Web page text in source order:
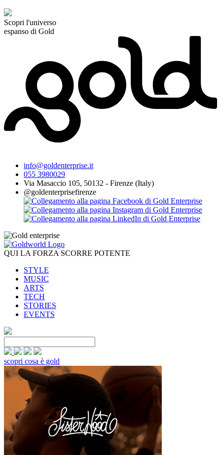
Scopri l'universo
espanso di Gold
info@goldenterprise.it
055 3980029
Via Masaccio 105, 50132 - Firenze (Italy)
@goldenterprisefirenze
QUI LA FORZA SCORRE POTENTE
STYLE
MUSIC
ARTS
TECH
STORIES
EVENTS
scopri cosa è gold